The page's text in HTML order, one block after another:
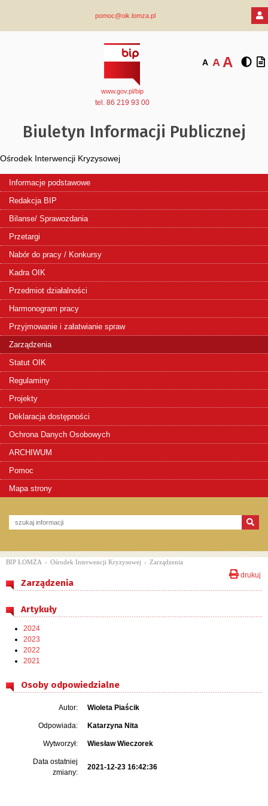
pomoc@oik.lomza.pl
A A A
www.gov.pl/bip
tel. 86 219 93 00
Biuletyn Informacji Publicznej
Ośrodek Interwencji Kryzysowej
Informacje podstawowe
Redakcja BIP
Bilanse/ Sprawozdania
Przetargi
Nabór do pracy / Konkursy
Kadra OIK
Przedmiot działalności
Harmonogram pracy
Przyjmowanie i załatwianie spraw
Zarządzenia
Statut OIK
Regulaminy
Projekty
Deklaracja dostępności
Ochrona Danych Osobowych
ARCHIWUM
Pomoc
Mapa strony
drukuj
BIP ŁOMŻA › Ośrodek Interwencji Kryzysowej › Zarządzenia
Zarządzenia
Artykuły
2024
2023
2022
2021
Osoby odpowiedzialne
Autor: Wioleta Piaścik
Odpowiada: Katarzyna Nita
Wytworzył: Wiesław Wieczorek
Data ostatniej
zmiany:
2021-12-23 16:42:36